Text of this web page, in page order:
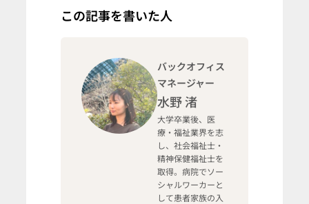
この記事を書いた人
バックオフィス
マネージャー
水野 渚
大学卒業後、医
療・福祉業界を志
し、社会福祉士・
精神保健福祉士を
取得。病院でソー
シャルワーカーと
して患者家族の入